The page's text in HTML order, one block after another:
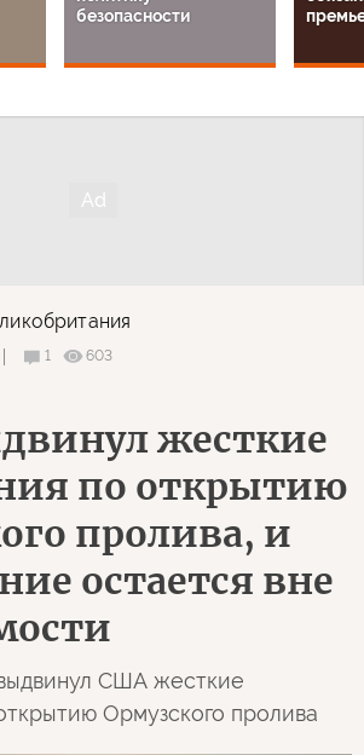
безопасности
1
603
жесткие
по открытию
пролива, и
остается вне
США жесткие
Ормузского пролива